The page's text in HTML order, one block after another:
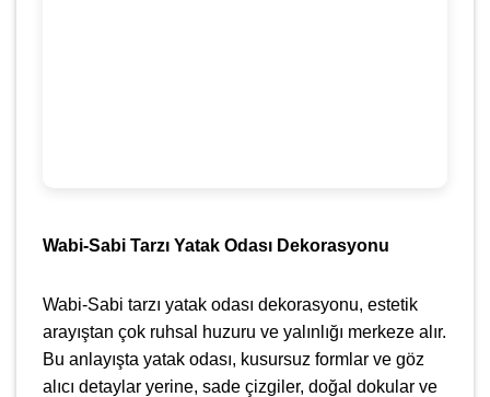
Wabi-Sabi Tarzı Yatak Odası Dekorasyonu
Wabi-Sabi tarzı yatak odası dekorasyonu, estetik
arayıştan çok ruhsal huzuru ve yalınlığı merkeze alır.
Bu anlayışta yatak odası, kusursuz formlar ve göz
alıcı detaylar yerine, sade çizgiler, doğal dokular ve